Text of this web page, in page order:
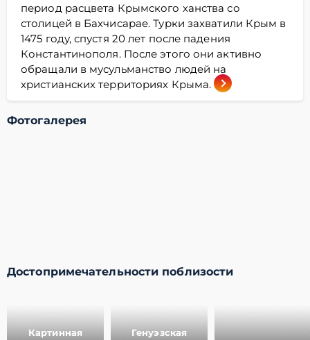
период расцвета Крымского ханства со
столицей в Бахчисарае. Турки захватили Крым в
1475 году, спустя 20 лет после падения
Константинополя. После этого они активно
обращали в мусульманство людей на
христианских территориях Крыма.
Фотогалерея
Достопримечательности поблизости
Картинная
Генуэзская